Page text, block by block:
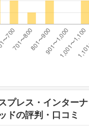
プレス・インターナ
ドの評判・口コミ